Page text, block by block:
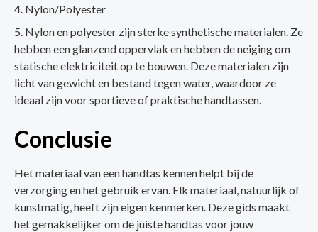
Nylon/Polyester
Nylon en polyester zijn sterke synthetische materialen. Ze
hebben een glanzend oppervlak en hebben de neiging om
statische elektriciteit op te bouwen. Deze materialen zijn
licht van gewicht en bestand tegen water, waardoor ze
ideaal zijn voor sportieve of praktische handtassen.
Conclusie
Het materiaal van een handtas kennen helpt bij de
verzorging en het gebruik ervan. Elk materiaal, natuurlijk of
kunstmatig, heeft zijn eigen kenmerken. Deze gids maakt
het gemakkelijker om de juiste handtas voor jouw